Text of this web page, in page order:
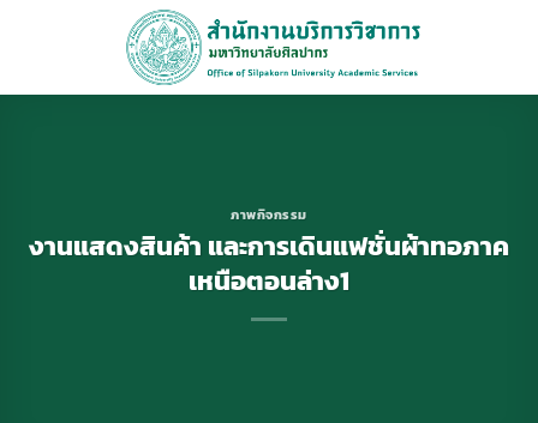
เนื้อหา
ภาพกิจกรรม
งานแสดงสินค้า และการเดินแฟชั่นผ้าทอภาค
เหนือตอนล่าง1